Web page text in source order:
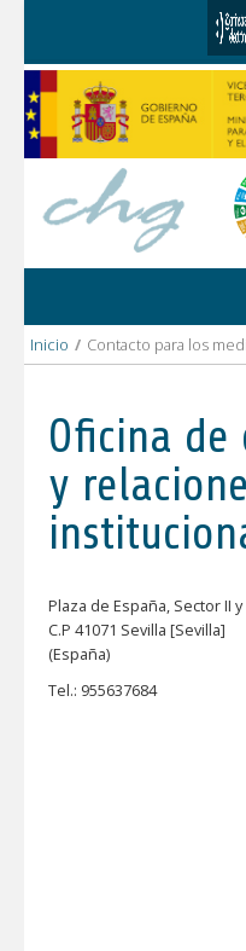
Inicio / Contacto para los
Oficina de
y
Plaza de España, Sector II y
C.P 41071 Sevilla [Sevilla]
(España)
Tel.: 955637684